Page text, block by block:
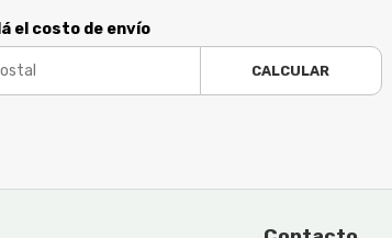
el costo de envío
CALCULAR